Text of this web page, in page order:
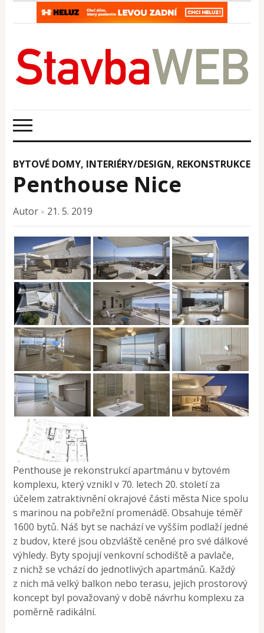
BYTOVÉ DOMY, INTERIÉRY/DESIGN, REKONSTRUKCE
Penthouse Nice
Autor × 21. 5. 2019
Penthouse je rekonstrukcí apartmánu v bytovém
komplexu, který vznikl v 70. letech 20. století za
účelem zatraktivnění okrajové části města Nice spolu
s marinou na pobřežní promenádě. Obsahuje téměř
1600 bytů. Náš byt se nachází ve vyšším podlaží jedné
z budov, které jsou obzvláště ceněné pro své dálkové
výhledy. Byty spojují venkovní schodiště a pavlače,
z nichž se vchází do jednotlivých apartmánů. Každý
z nich má velký balkon nebo terasu, jejich prostorový
koncept byl považovaný v době návrhu komplexu za
poměrně radikální.